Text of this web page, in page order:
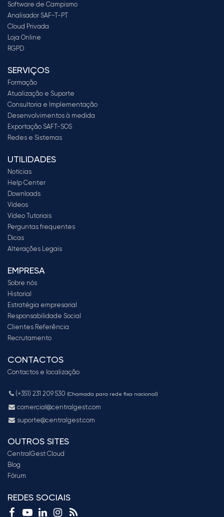
Software de Campismo
Analisador SAF-T-PT
Cloud Privada
Loja Online
RGPD
SERVIÇOS
Formação
Atualização e Suporte
Consultoria e Implementação
Desenvolvimentos à medida
Exportação SAFT-SOS
Redes e Sistemas
UTILIDADES
Notícias
Help Center
Downloads
Vídeos
Vídeo Tutoriais
Perguntas frequentes
Dicas
Alterações Legais
EMPRESA
Sobre nós
Historial
Estratégia empresarial
Responsabilidade Social
Clientes Referência
Recrutamento
CONTACTOS
Contactos e localização
(+351) 231 209 530 (Chamada para rede fixa nacional)
comercial@centralgest.com
suporte@centralgest.com
OUTROS SITES
CentralGest Cloud
Blog
Fórum
REDES SOCIAIS